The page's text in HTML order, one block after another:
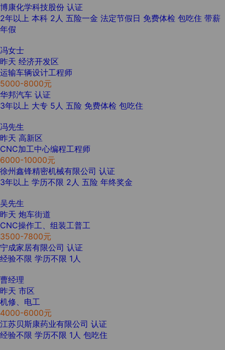
博康化学科技股份 认证
2年以上 本科 2人 五险一金 法定节假日 免费体检 包吃住 带薪
年假
冯女士
昨天 经济开发区
运输车辆设计工程师
5000-8000元
华邦汽车 认证
3年以上 大专 5人 五险 免费体检 包吃住
冯先生
昨天 高新区
CNC加工中心编程工程师
6000-10000元
徐州鑫锋精密机械有限公司 认证
3年以上 学历不限 2人 五险 年终奖金
吴先生
昨天 炮车街道
CNC操作工、组装工普工
3500-7800元
宁成家居有限公司 认证
经验不限 学历不限 1人
曹经理
昨天 市区
机修、电工
4000-6000元
江苏贝斯康药业有限公司 认证
经验不限 学历不限 1人 包吃住